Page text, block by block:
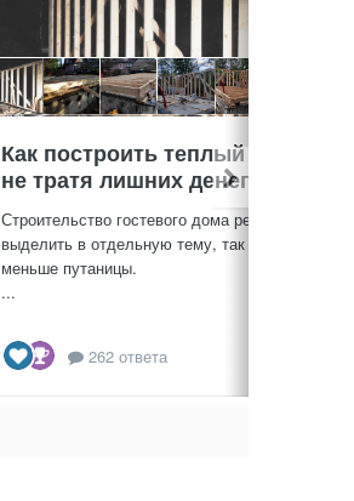
Как построить теплый дом,
не тратя лишних денег
Строительство гостевого дома решил
выделить в отдельную тему, так будет
меньше путаницы.
...
262 ответа